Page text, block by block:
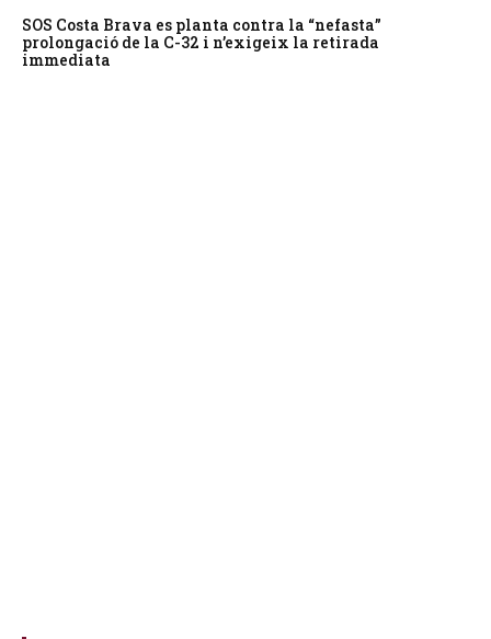
SOS Costa Brava es planta contra la “nefasta”
prolongació de la C-32 i n’exigeix la retirada
immediata